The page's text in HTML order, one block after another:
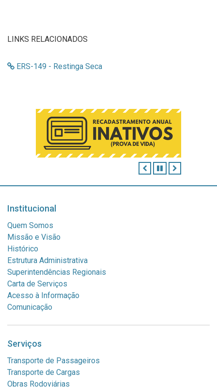
LINKS RELACIONADOS
ERS-149 - Restinga Seca
ANTERIOR
PAUSAR
Institucional
Quem Somos
Missão e Visão
Histórico
Estrutura Administrativa
Superintendências Regionais
Carta de Serviços
Acesso à Informação
Comunicação
Serviços
Transporte de Passageiros
Transporte de Cargas
Obras Rodoviárias